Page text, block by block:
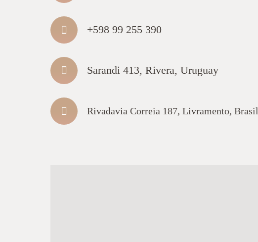
+598 99 255 390
Sarandi 413, Rivera, Uruguay
Rivadavia Correia 187, Livramento, Brasil